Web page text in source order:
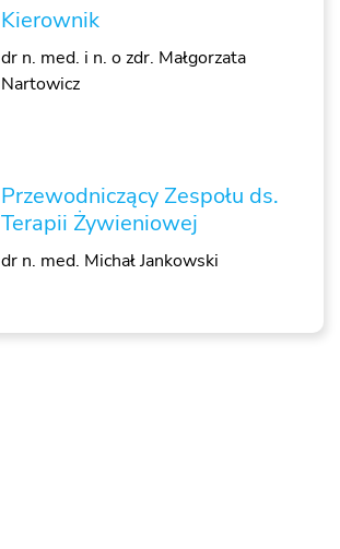
Kierownik
dr n. med. i n. o zdr. Małgorzata
Nartowicz
Przewodniczący Zespołu ds.
Terapii Żywieniowej
dr n. med. Michał Jankowski